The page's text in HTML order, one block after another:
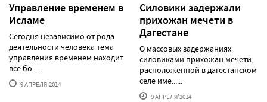
Управление временем в
Исламе
Сегодня независимо от рода
деятельности человека тема
управления временем находит
всё бо......
9 АПРЕЛЯ'2014
Силовики задержали
прихожан мечети в
Дагестане
О массовых задержаниях
силовиками прихожан мечети,
расположенной в дагестанском
селе име......
9 АПРЕЛЯ'2014